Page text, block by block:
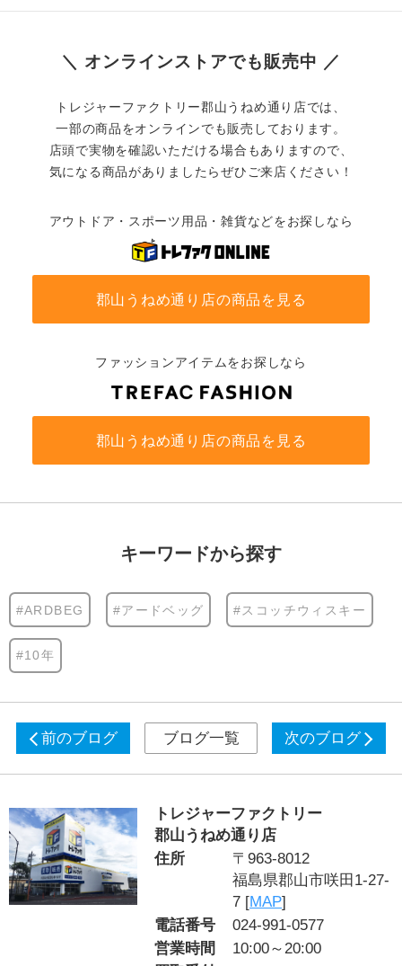
＼ オンラインストアでも販売中 ／
トレジャーファクトリー郡山うねめ通り店では、
一部の商品をオンラインでも販売しております。
店頭で実物を確認いただける場合もありますので、
気になる商品がありましたらぜひご来店ください！
アウトドア・スポーツ用品・雑貨などをお探しなら
郡山うねめ通り店の商品を見る
ファッションアイテムをお探しなら
郡山うねめ通り店の商品を見る
キーワードから探す
#ARDBEG #アードベッグ #スコッチウィスキー
#10年
前のブログ ブログ一覧 次のブログ
トレジャーファクトリー
郡山うねめ通り店
住所
〒963-8012
福島県郡山市咲田1-27-
7 [MAP]
電話番号
024-991-0577
営業時間
10:00～20:00